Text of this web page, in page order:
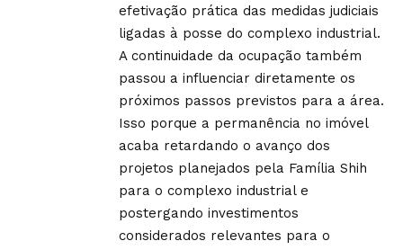
efetivação prática das medidas judiciais
ligadas à posse do complexo industrial.
A continuidade da ocupação também
passou a influenciar diretamente os
próximos passos previstos para a área.
Isso porque a permanência no imóvel
acaba retardando o avanço dos
projetos planejados pela Família Shih
para o complexo industrial e
postergando investimentos
considerados relevantes para o